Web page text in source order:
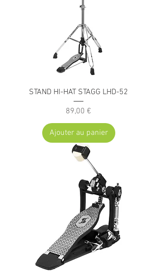
STAND HI-HAT STAGG LHD-52
Prix
89,00 €
Ajouter au panier